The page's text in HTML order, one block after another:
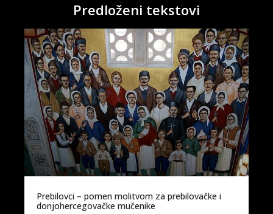
Predloženi tekstovi
Prebilovci – pomen molitvom za prebilovačke i
donjohercegovačke mučenike